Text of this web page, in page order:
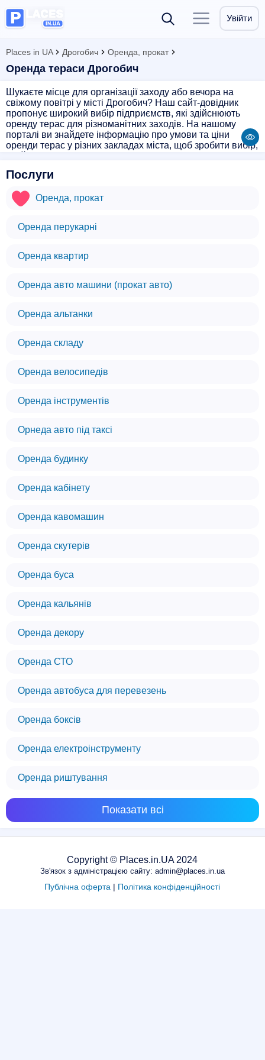
Увійти
Places in UA Дрогобич Оренда, прокат
Оренда тераси Дрогобич
Шукаєте місце для організації заходу або вечора на
свіжому повітрі у місті Дрогобич? Наш сайт-довідник
пропонує широкий вибір підприємств, які здійснюють
оренду терас для різноманітних заходів. На нашому
порталі ви знайдете інформацію про умови та ціни
оренди терас у різних закладах міста, щоб зробити вибір,
Послуги
Оренда, прокат
Оренда перукарні
Оренда квартир
Оренда авто машини (прокат авто)
Оренда альтанки
Оренда складу
Оренда велосипедів
Оренда інструментів
Орнеда авто під таксі
Оренда будинку
Оренда кабінету
Оренда кавомашин
Оренда скутерів
Оренда буса
Оренда кальянів
Оренда декору
Оренда СТО
Оренда автобуса для перевезень
Оренда боксів
Оренда електроінструменту
Оренда риштування
Показати всі
Copyright © Places.in.UA 2024
Зв'язок з адміністрацією сайту: admin@places.in.ua
Публічна оферта | Політика конфіденційності